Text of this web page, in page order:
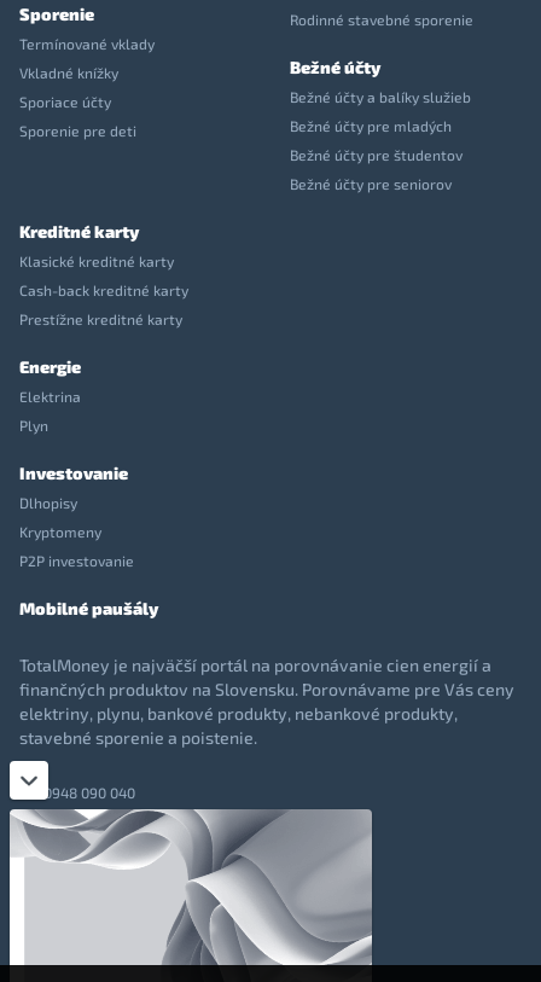
Sporenie
Termínované vklady
Vkladné knížky
Sporiace účty
Sporenie pre deti
Rodinné stavebné sporenie
Bežné účty
Bežné účty a balíky služieb
Bežné účty pre mladých
Bežné účty pre študentov
Bežné účty pre seniorov
Kreditné karty
Klasické kreditné karty
Cash-back kreditné karty
Prestížne kreditné karty
Energie
Elektrina
Plyn
Investovanie
Dlhopisy
Kryptomeny
P2P investovanie
Mobilné paušály
TotalMoney je najväčší portál na porovnávanie cien energií a
finančných produktov na Slovensku. Porovnávame pre Vás ceny
elektriny, plynu, bankové produkty, nebankové produkty,
stavebné sporenie a poistenie.
0948 090 040
+421 948 090 051
info@totalmoney.sk
Levočská 866, Poprad, 058 01